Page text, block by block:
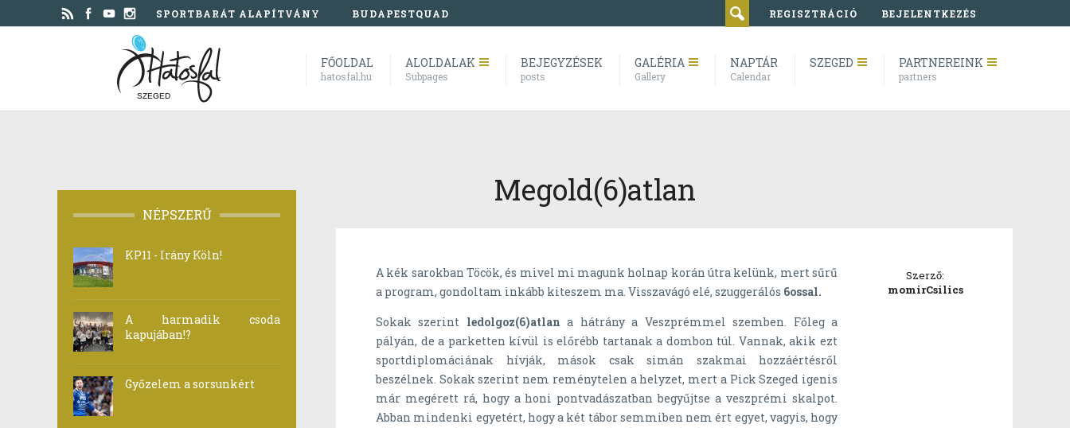
SPORTBARÁT ALAPÍTVÁNY BUDAPESTQUAD REGISZTRÁCIÓ BEJELENTKEZÉS
SZEGED
FŐOLDAL
hatosfal.hu
ALOLDALAK
Subpages
BEJEGYZÉSEK
posts
GALÉRIA
Gallery
NAPTÁR
Calendar
SZEGED PARTNEREINK
partners
Megold(6)atlan
A kék sarokban Töcök, és mivel mi magunk holnap korán útra kelünk, mert sűrű
a program, gondoltam inkább kiteszem ma. Visszavágó elé, szuggerálós 6ossal.
Sokak szerint ledolgoz(6)atlan a hátrány a Veszprémmel szemben. Főleg a
pályán, de a parketten kívül is előrébb tartanak a dombon túl. Vannak, akik ezt
sportdiplomáciának hívják, mások csak simán szakmai hozzáértésről
beszélnek. Sokak szerint nem reménytelen a helyzet, mert a Pick Szeged igenis
már megérett rá, hogy a honi pontvadászatban begyűjtse a veszprémi skalpot.
Abban mindenki egyetért, hogy a két tábor semmiben nem ért egyet, vagyis, hogy
Szerző:
momirCsilics
NÉPSZERŰ
KP11 - Irány Köln!
A harmadik csoda
kapujában!?
Győzelem a sorsunkért